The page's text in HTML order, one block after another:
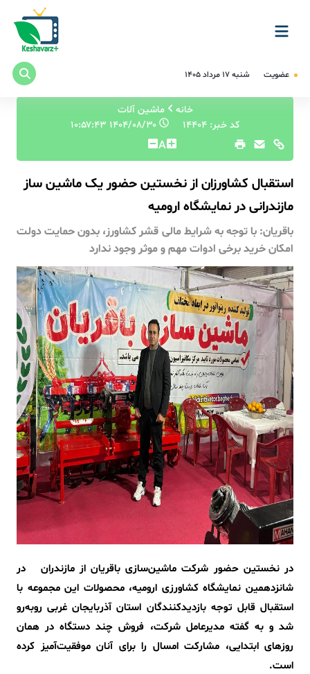
عضویت شنبه ۱۷ مرداد ۱۴۰۵
خانه
ماشین آلات
کد خبر: 14404
۱۴۰۴/۰۸/۳۰ ۱۰:۵۷:۴۳
A
استقبال کشاورزان از نخستین حضور یک ماشین ساز
مازندرانی در نمایشگاه ارومیه
باقریان: با توجه به شرایط مالی قشر کشاورز، بدون حمایت دولت
امکان خرید برخی ادوات مهم و موثر وجود ندارد
در نخستین حضور شرکت ماشین‌سازی باقریان از مازندران در
شانزدهمین نمایشگاه کشاورزی ارومیه، محصولات این مجموعه با
استقبال قابل توجه بازدیدکنندگان استان آذربایجان غربی روبه‌رو
شد و به گفته مدیرعامل شرکت، فروش چند دستگاه در همان
روزهای ابتدایی، مشارکت امسال را برای آنان موفقیت‌آمیز کرده
است.